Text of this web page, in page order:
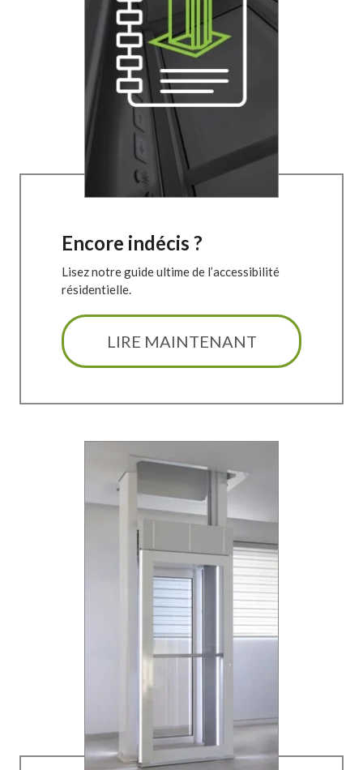
Encore indécis ?
Lisez notre guide ultime de l’accessibilité
résidentielle.
LIRE MAINTENANT